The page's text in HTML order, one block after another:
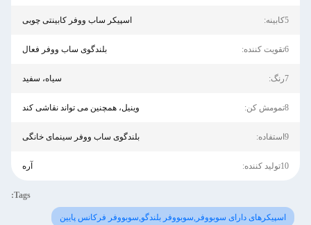
5کابینه: اسپیکر ساب ووفر کابینتی چوبی
6تقویت کننده: بلندگوی ساب ووفر فعال
7رنگ: سیاه، سفید
8تمومش کن: وینیل، همچنین می تواند نقاشی کند
9استفاده: بلندگوی ساب ووفر سینمای خانگی
10تولید کننده: آره
Tags:
اسپیکرهای دارای سوبووفر,سوبووفر بلندگو,سوبووفر فرکانس پایین